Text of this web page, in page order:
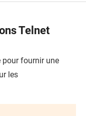
Telnet
pour fournir une
les